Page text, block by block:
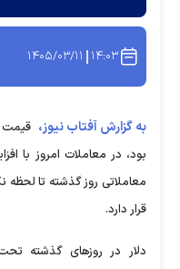
۱۴:۰۳ ۱۴۰۵/۰۳/۱۱
به گزارش آفتاب نیوز، قیمت
قرار دارد.
دلار در روز‌های گذشته